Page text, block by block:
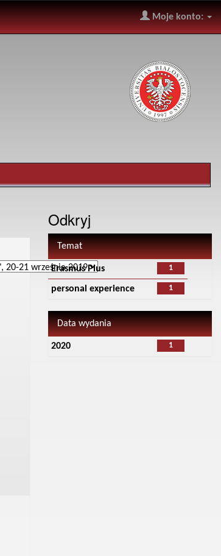
Moje konto:
Odkryj
Temat
1
Erasmus Plus
1
personal experience
Data wydania
1
2020